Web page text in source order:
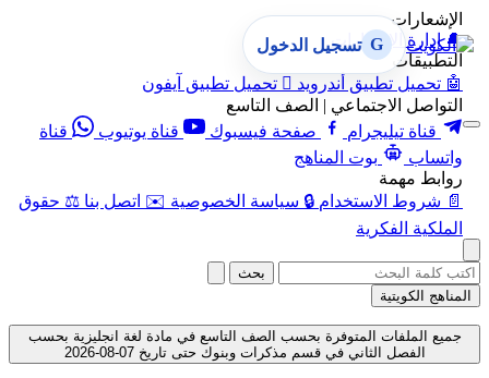
الإشعارات
🔔 إدارة الإشعارات
التطبيقات
🤖 تحميل تطبيق أندرويد  تحميل تطبيق آيفون
التواصل الاجتماعي | الصف التاسع
قناة تيليجرام
صفحة فيسبوك قناة يوتيوب
قناة
واتساب
بوت المناهج
روابط مهمة
📄 شروط الاستخدام 🔒 سياسة الخصوصية ✉️ اتصل بنا ⚖️ حقوق
الملكية الفكرية
G تسجيل الدخول
بحث
المناهج الكويتية
جميع الملفات المتوفرة بحسب الصف التاسع في مادة لغة انجليزية بحسب
الفصل الثاني في قسم مذكرات وبنوك حتى تاريخ 07-08-2026